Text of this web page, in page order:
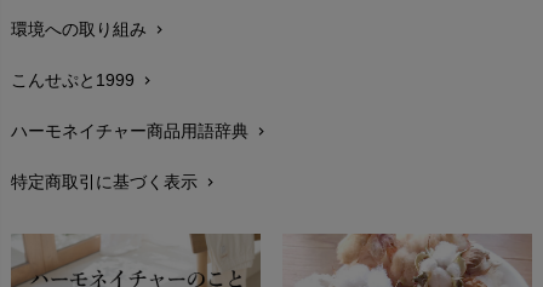
生地・素材chevron_right
お手入れについて
レビューを書こうchevron_right
返品交換chevron_right
FAXでのご注文
環境への取り組み chevron_right
こんせぷと1999 chevron_right
ハーモネイチャー商品用語辞典 chevron_right
特定商取引に基づく表示 chevron_right